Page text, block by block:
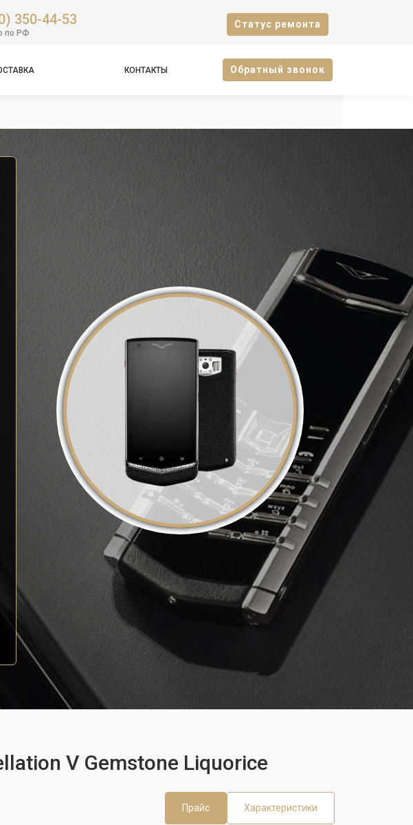
350-44-53
по РФ
Cтатус ремонта
КОНТАКТЫ Oбратный звонок
V Gemstone Liquorice
Прайс
Характеристики